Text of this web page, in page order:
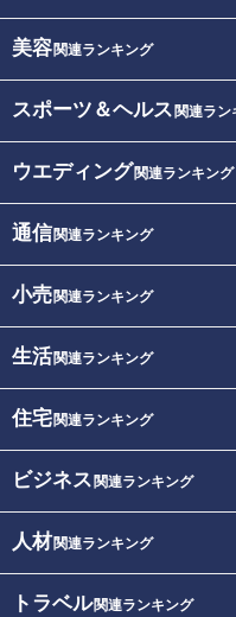
美容関連ランキング
スポーツ＆ヘルス 関連ラン
ウエディング関連ランキング
通信関連ランキング
小売関連ランキング
生活関連ランキング
住宅関連ランキング
ビジネス 関連ランキング
人材関連ランキング
トラベル関連ランキング